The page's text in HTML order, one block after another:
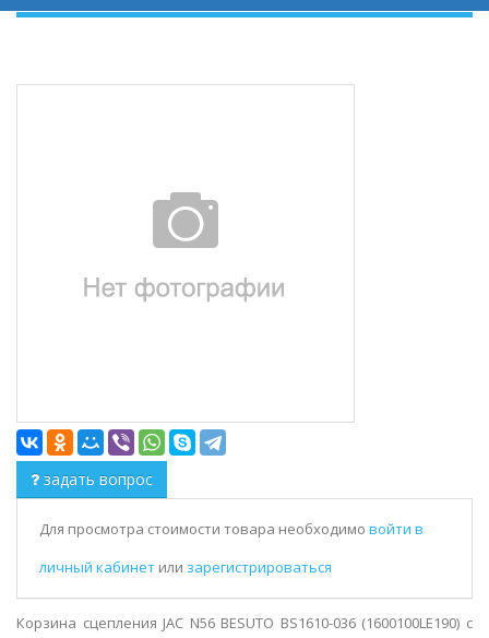
задать вопрос
Для просмотра стоимости товара необходимо войти в
личный кабинет или зарегистрироваться
Корзина сцепления JAC N56 BESUTO BS1610-036 (1600100LE190) с